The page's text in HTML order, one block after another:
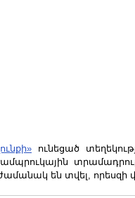
ունեցած
են տվել, որեսզի